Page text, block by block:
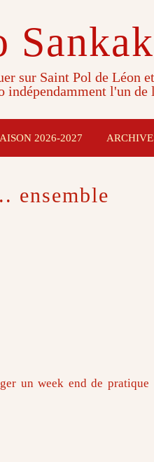
sur Saint Pol de Léon
indépendamment l'un de
2026-2027
ensemble
un week end de pratique